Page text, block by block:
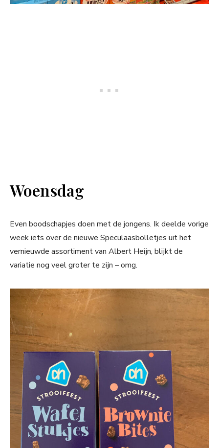
Woensdag
Even boodschapjes doen met de jongens. Ik deelde vorige
week iets over de nieuwe Speculaasbolletjes uit het
vernieuwde assortiment van Albert Heijn, blijkt de
variatie nog veel groter te zijn – omg.